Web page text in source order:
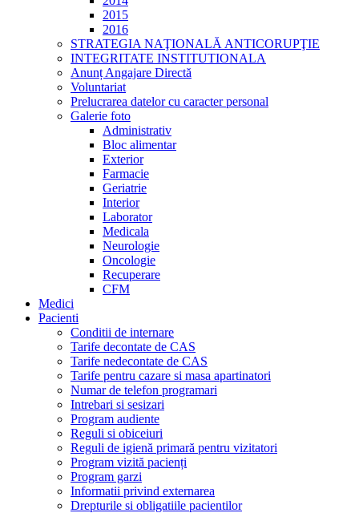
2015
2016
STRATEGIA NAŢIONALĂ ANTICORUPŢIE
INTEGRITATE INSTITUTIONALA
Anunț Angajare Directă
Voluntariat
Prelucrarea datelor cu caracter personal
Galerie foto
Administrativ
Bloc alimentar
Exterior
Farmacie
Geriatrie
Interior
Laborator
Medicala
Neurologie
Oncologie
Recuperare
CFM
Medici
Pacienti
Conditii de internare
Tarife decontate de CAS
Tarife nedecontate de CAS
Tarife pentru cazare si masa apartinatori
Numar de telefon programari
Intrebari si sesizari
Program audiente
Reguli si obiceiuri
Reguli de igienă primară pentru vizitatori
Program vizită pacienți
Program garzi
Informatii privind externarea
Drepturile si obligatiile pacientilor